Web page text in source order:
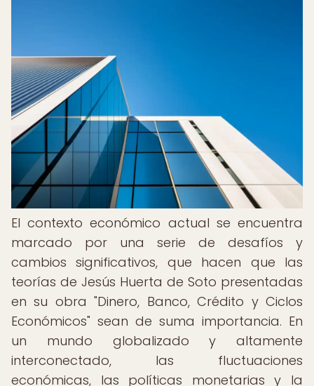
El contexto económico actual se encuentra
marcado por una serie de desafíos y
cambios significativos, que hacen que las
teorías de Jesús Huerta de Soto presentadas
en su obra "Dinero, Banco, Crédito y Ciclos
Económicos" sean de suma importancia. En
un mundo globalizado y altamente
interconectado, las fluctuaciones
económicas, las políticas monetarias y la